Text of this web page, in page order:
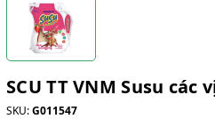
SCU TT VNM Susu các
SKU:G011547